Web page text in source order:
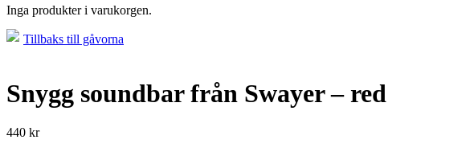
Inga produkter i varukorgen.
Tillbaks till gåvorna
Snygg soundbar från Swayer – red
440 kr